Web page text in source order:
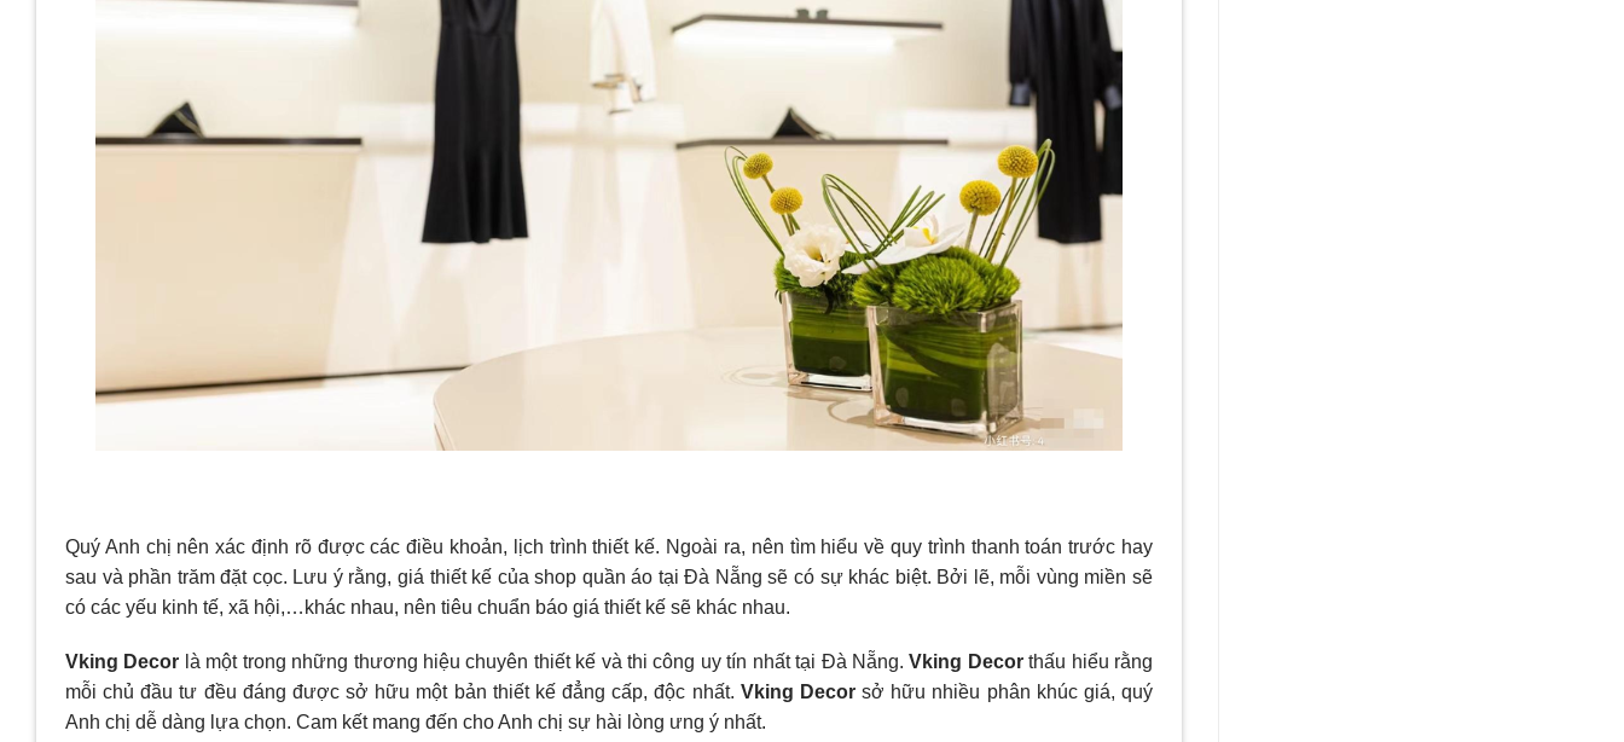
Quý Anh chị nên xác định rõ được các điều khoản, lịch trình thiết kế. Ngoài ra, nên tìm hiểu về quy trình thanh toán trước hay
sau và phần trăm đặt cọc. Lưu ý rằng, giá thiết kế của shop quần áo tại Đà Nẵng sẽ có sự khác biệt. Bởi lẽ, mỗi vùng miền sẽ
có các yếu kinh tế, xã hội,…khác nhau, nên tiêu chuẩn báo giá thiết kế sẽ khác nhau.
Vking Decor là một trong những thương hiệu chuyên thiết kế và thi công uy tín nhất tại Đà Nẵng.Vking Decorthấu hiểu rằng
mỗi chủ đầu tư đều đáng được sở hữu một bản thiết kế đẳng cấp, độc nhất. Vking Decorsở hữu nhiều phân khúc giá, quý
Anh chị dễ dàng lựa chọn. Cam kết mang đến cho Anh chị sự hài lòng ưng ý nhất.